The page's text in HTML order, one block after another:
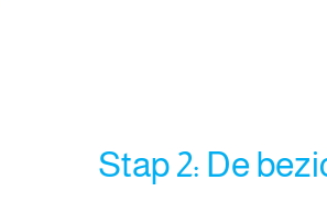
Stap 2: De